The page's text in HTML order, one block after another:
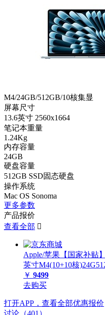
M4/24GB/512GB/10核集显
屏幕尺寸
13.6英寸 2560x1664
笔记本重量
1.24Kg
内存容量
24GB
硬盘容量
512GB SSD固态硬盘
操作系统
Mac OS Sonoma
更多参数
产品报价
查看全部 
Apple/苹果【国家补贴
英寸M4(10+10核
￥ 9499
去购买
打开APP，查看全部优惠报价
讨论（401）